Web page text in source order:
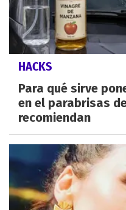
HACKS
Para qué sirve
en el parabrisas
recomiendan